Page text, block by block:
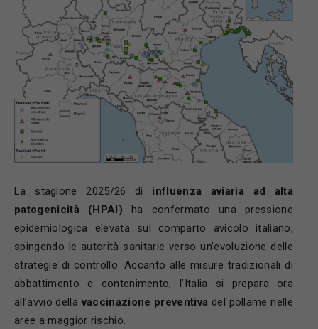
La stagione 2025/26 di influenza aviaria ad alta
patogenicità (HPAI) ha confermato una pressione
epidemiologica elevata sul comparto avicolo italiano,
spingendo le autorità sanitarie verso un’evoluzione delle
strategie di controllo. Accanto alle misure tradizionali di
abbattimento e contenimento, l’Italia si prepara ora
all’avvio della vaccinazione preventiva del pollame nelle
aree a maggior rischio.